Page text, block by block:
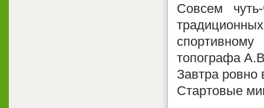
Совсем
топографа
Завтра ровно
Стартовые